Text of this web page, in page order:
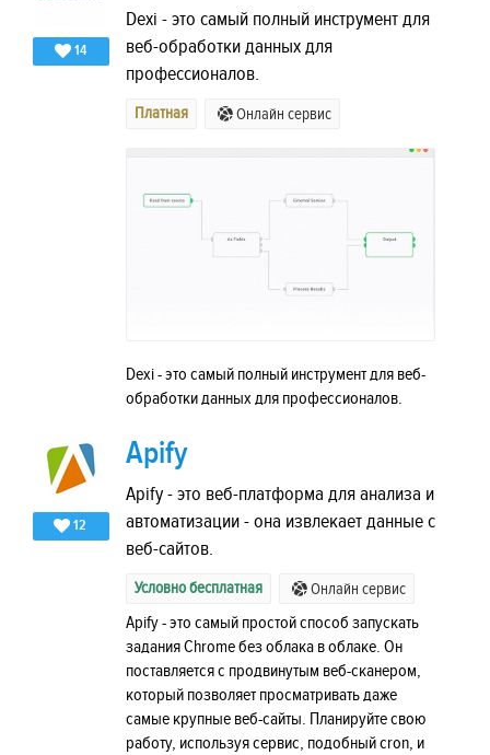
14
Dexi - это самый полный инструмент для
веб-обработки данных для
профессионалов.
Платная Онлайн сервис
Dexi - это самый полный инструмент для веб-
обработки данных для профессионалов.
12
Apify
Apify - это веб-платформа для анализа и
автоматизации - она ​​извлекает данные с
веб-сайтов.
Условно бесплатная Онлайн сервис
Apify - это самый простой способ запускать
задания Chrome без облака в облаке. Он
поставляется с продвинутым веб-сканером,
который позволяет просматривать даже
самые крупные веб-сайты. Планируйте свою
работу, используя сервис, подобный cron, и